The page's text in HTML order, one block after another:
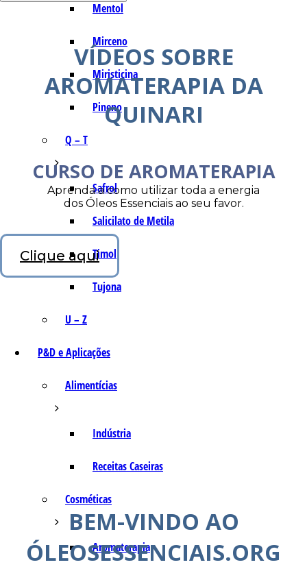
Mentol
Mirceno
Miristicina
Pineno
Q – T
Safrol
Salicilato de Metila
Timol
Tujona
U – Z
P&D e Aplicações
Alimentícias
Indústria
Receitas Caseiras
Cosméticas
Aromaterapia
VÍDEOS SOBRE
AROMATERAPIA DA
QUINARI
CURSO DE AROMATERAPIA
Aprenda a como utilizar toda a energia
dos Óleos Essenciais ao seu favor.
Clique aqui
BEM-VINDO AO
ÓLEOSESSENCIAIS.ORG